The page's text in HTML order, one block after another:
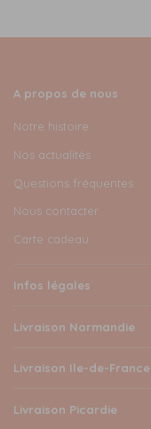
A propos de nous
Notre histoire
Nos actualités
Questions fréquentes
Nous contacter
Carte cadeau
Infos légales
Livraison Normandie
Livraison Ile-de-France
Livraison Picardie